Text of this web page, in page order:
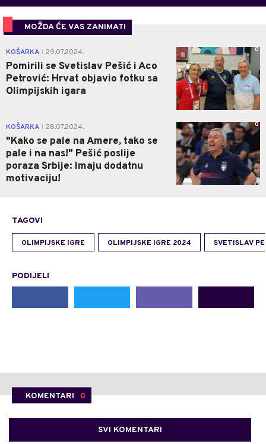
MOŽDA ĆE VAS ZANIMATI
KOŠARKA 29.07.2024.
Pomirili se Svetislav Pešić i Aco
Petrović: Hrvat objavio fotku sa
Olimpijskih igara
0
KOŠARKA 28.07.2024.
"Kako se pale na Amere, tako se
pale i na nas!" Pešić poslije
poraza Srbije: Imaju dodatnu
motivaciju!
0
TAGOVI
OLIMPIJSKE IGRE OLIMPIJSKE IGRE 2024 SVETISLAV
PODIJELI
KOMENTARI 0
SVI KOMENTARI